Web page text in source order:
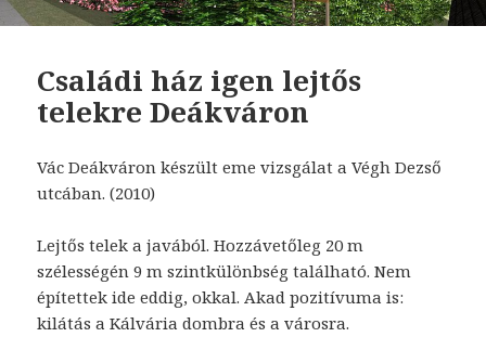
Családi ház igen lejtős
telekre Deákváron
Vác Deákváron készült eme vizsgálat a Végh Dezső
utcában. (2010)
Lejtős telek a javából. Hozzávetőleg 20 m
szélességén 9 m szintkülönbség található. Nem
építettek ide eddig, okkal. Akad pozitívuma is:
kilátás a Kálvária dombra és a városra.